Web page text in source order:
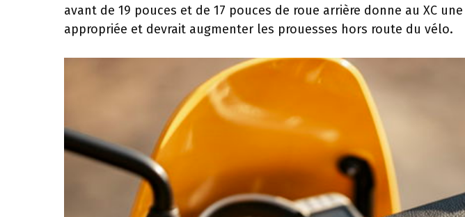
avant de 19 pouces et de 17 pouces de roue arrière donne au XC
appropriée et devrait augmenter les prouesses hors route du vélo.